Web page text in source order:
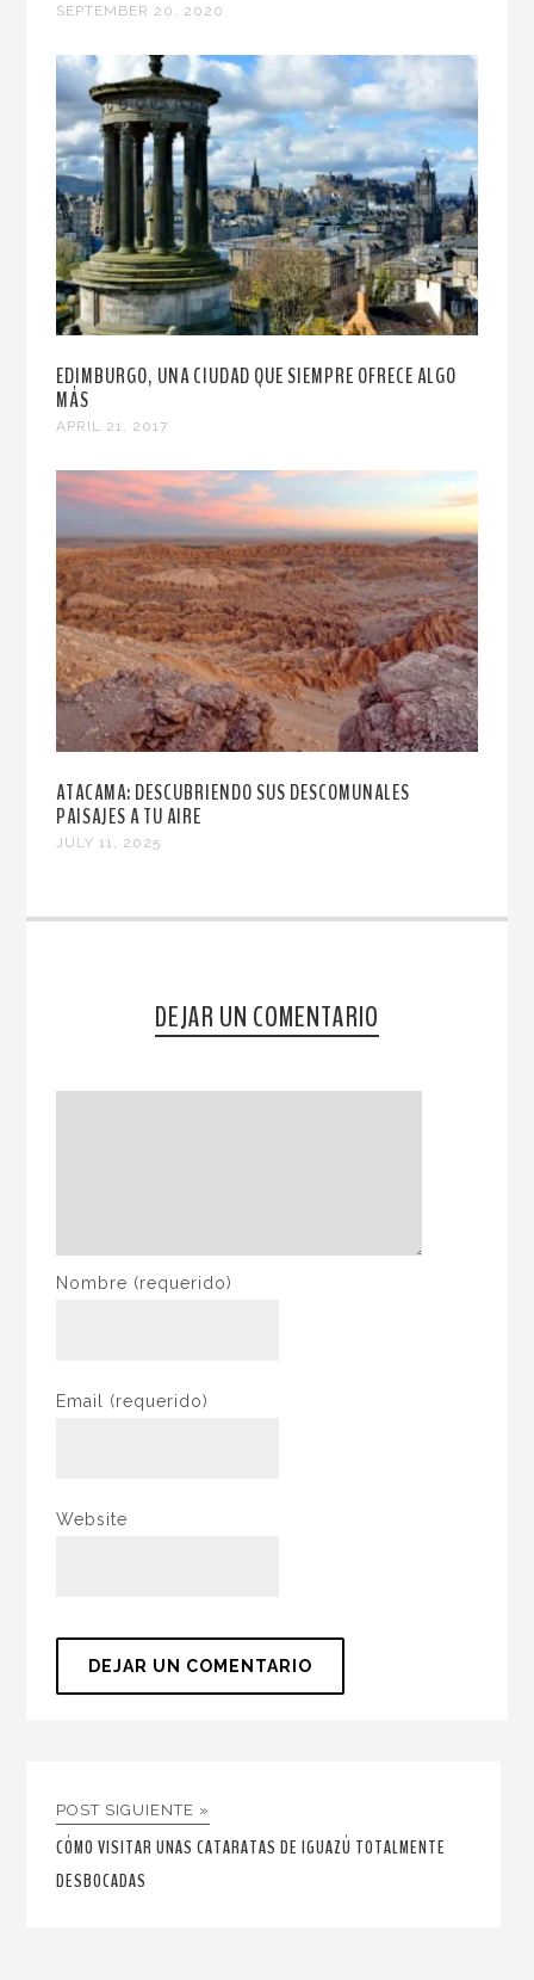
SEPTEMBER 20, 2020
EDIMBURGO, UNA CIUDAD QUE SIEMPRE OFRECE ALGO
MÁS
APRIL 21, 2017
ATACAMA: DESCUBRIENDO SUS DESCOMUNALES
PAISAJES A TU AIRE
JULY 11, 2025
DEJAR UN COMENTARIO
Nombre (requerido)
Email (requerido)
Website
POST SIGUIENTE »
CÓMO VISITAR UNAS CATARATAS DE IGUAZÚ TOTALMENTE
DESBOCADAS